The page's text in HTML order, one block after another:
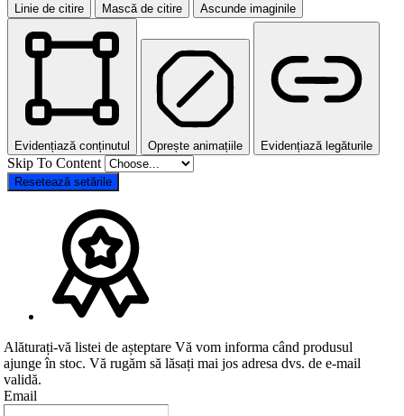
Linie de citire Mască de citire Ascunde imaginile
Evidențiază conținutul Oprește animațiile Evidențiază legăturile
Skip To Content
Resetează setările
Alăturați-vă listei de așteptare Vă vom informa când produsul
ajunge în stoc. Vă rugăm să lăsați mai jos adresa dvs. de e-mail
validă.
Email